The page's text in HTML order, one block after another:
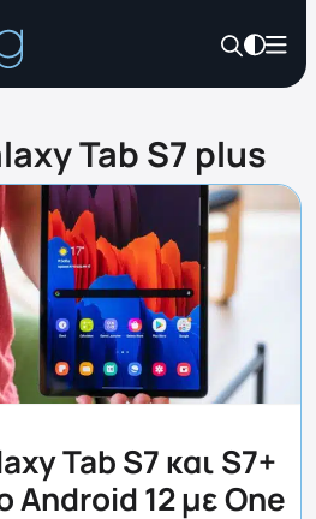
Tab S7 plus
Tab S7 και S7+
Android 12 με One